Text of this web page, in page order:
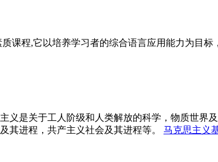
课程,它以培养学习者的综合语言应用能力为目
是关于工人阶级和人类解放的科学，物质世界
其进程，共产主义社会及其进程等。
马克思主义